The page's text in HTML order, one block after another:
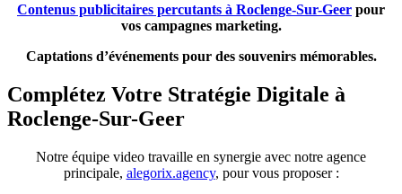
Contenus publicitaires percutants à Roclenge-Sur-Geer pour
vos campagnes marketing.
Captations d’événements pour des souvenirs mémorables.
Complétez Votre Stratégie Digitale à
Roclenge-Sur-Geer
Notre équipe video travaille en synergie avec notre agence
principale, alegorix.agency, pour vous proposer :